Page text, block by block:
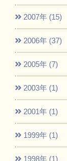
2007年 (15)
2006年 (37)
2005年 (7)
2003年 (1)
2001年 (1)
1999年 (1)
1998年 (1)